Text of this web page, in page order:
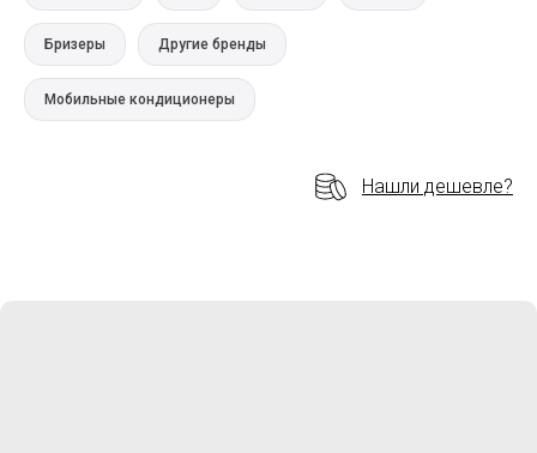
Бризеры Другие бренды
Мобильные кондиционеры
Нашли дешевле?